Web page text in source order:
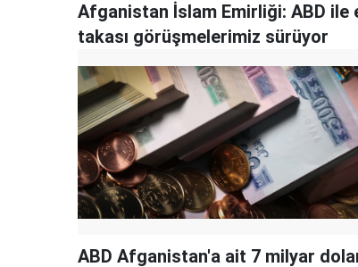
Afganistan İslam Emirliği: ABD ile
takası görüşmelerimiz sürüyor
ABD Afganistan'a ait 7 milyar